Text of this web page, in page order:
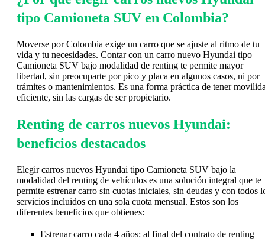
tipo Camioneta SUV en Colombia?
Moverse por Colombia exige un carro que se ajuste al ritmo de tu
vida y tu necesidades. Contar con un carro nuevo Hyundai tipo
Camioneta SUV bajo modalidad de renting te permite mayor
libertad, sin preocuparte por pico y placa en algunos casos, ni por
trámites o mantenimientos. Es una forma práctica de tener
eficiente, sin las cargas de ser propietario.
Renting de carros nuevos Hyundai:
beneficios destacados
Elegir carros nuevos Hyundai tipo Camioneta SUV bajo la
modalidad del renting de vehículos es una solución integral que te
permite estrenar carro sin cuotas iniciales, sin deudas y con todos
servicios incluidos en una sola cuota mensual. Estos son los
diferentes beneficios que obtienes:
Estrenar carro cada 4 años: al final del contrato de renting